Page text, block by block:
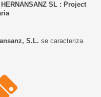
SL : Project
S.L. se caracteriza